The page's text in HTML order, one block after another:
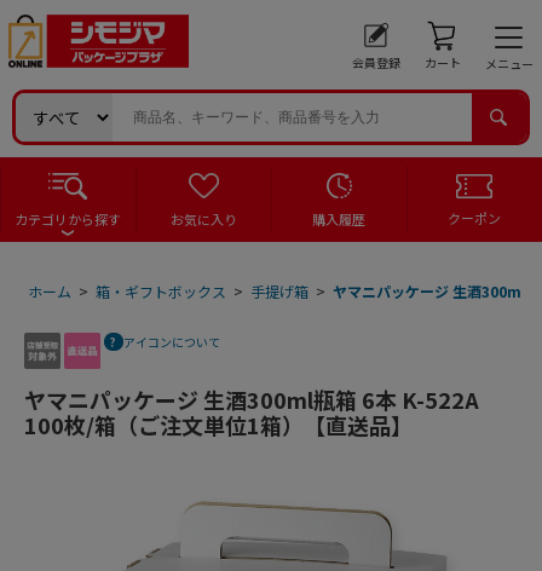
会員登録 カート メニュー
カテゴリから探す お気に入り 購入履歴 クーポン
ホーム > 箱・ギフトボックス > 手提げ箱 > ヤマニパッケージ 生酒300ml
アイコンについて
ヤマニパッケージ 生酒300ml瓶箱 6本 K-522A
100枚/箱（ご注文単位1箱）【直送品】